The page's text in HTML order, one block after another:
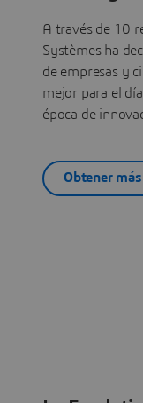
A través de 10
Systèmes ha
de empresas y
mejor para el
época de
Obtener